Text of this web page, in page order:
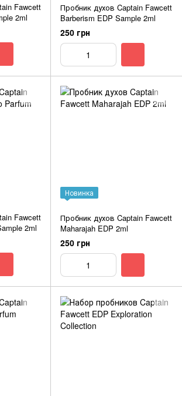
Fawcett
2ml
Пробник духов Captain Fawcett
Barberism EDP Sample 2ml
250 грн
Fawcett
2ml
Новинка
Пробник духов Captain Fawcett
Maharajah EDP 2ml
250 грн